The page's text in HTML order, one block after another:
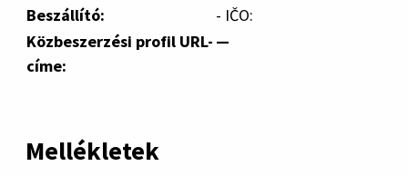
Beszállító:
- IČO:
Közbeszerzési profil URL-
címe:
—
Mellékletek